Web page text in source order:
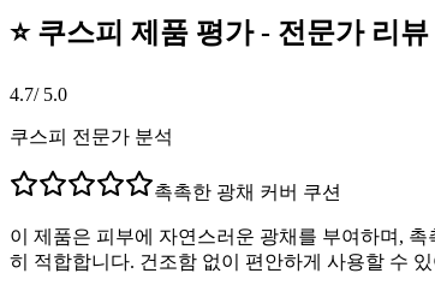
⭐ 쿠스피 제품 평가 - 전문가 리뷰
4.7/ 5.0
쿠스피 전문가 분석
촉촉한 광채 커버 쿠션
이 제품은 피부에 자연스러운 광채를 부여하며,
히 적합합니다. 건조함 없이 편안하게 사용할 수